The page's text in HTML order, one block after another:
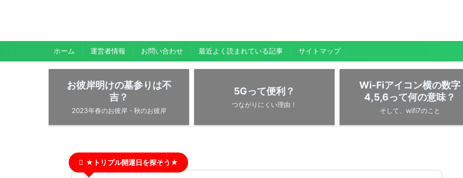
ホーム 運営者情報 お問い合わせ 最近よく読まれている記事 サイトマップ
お彼岸明けの墓参りは不
吉？
2023年春のお彼岸・秋のお彼岸
5Gって便利？
つながりにくい理由！
Wi-Fiアイコン横の数字
4,5,6って何の意味？
そして、wifi7のこと
★トリプル開運日を探そう★